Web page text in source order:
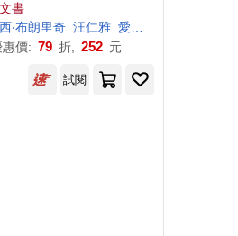
書
‧布朗里奇 汪仁雅 愛麗絲‧維澤（Alice Wietzel）
惠價: 79 折, 252 元
試閱